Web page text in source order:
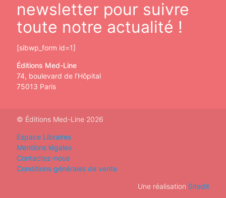
newsletter pour suivre
toute notre actualité !
[sibwp_form id=1]
Éditions Med-Line
74, boulevard de l’Hôpital
75013 Paris
© Éditions Med-Line 2026
Espace Libraires
Mentions légales
Contactez-nous
Conditions générales de vente
Une réalisation Sitedit